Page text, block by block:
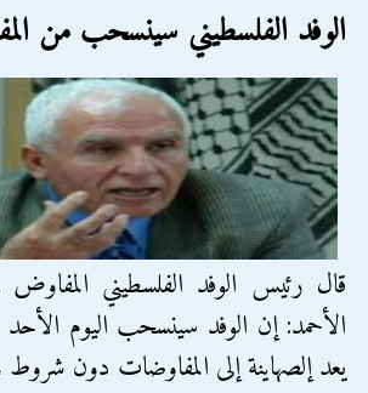
الوفد الفلسطيني سينسحب من
قال رئيس الوفد الفلسطيني المفاوض
الأحمد: إن الوفد سينسحب اليوم الأحد
يعد إلصهاينة إلى المفاوضات دون